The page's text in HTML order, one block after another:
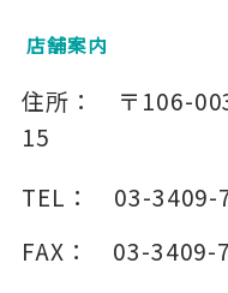
店舗案内
住所： 〒106-
15
TEL：
03-3409-
FAX：
03-3409-